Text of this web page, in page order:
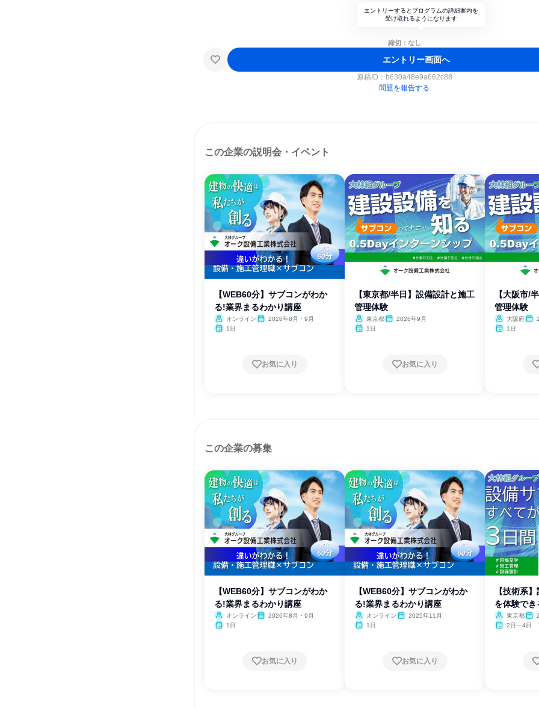
エントリーするとプログラムの詳細案内を
受け取れるようになります
締切：なし
エントリー画面へ
原稿ID： b630a48e9a662c88
問題を報告する
この企業の説明会・イベント
【WEB60分】サブコンがわか
る!業界まるわかり講座
オンライン
2026年8月・9月
1日
お気に入り
【東京都/半日】設備設計と施工
管理体験
東京都
2026年9月
1日
お気に入り
【大阪市/
管理体験
大阪府
1日
この企業の募集
【WEB60分】サブコンがわか
る!業界まるわかり講座
オンライン
2026年8月・9月
1日
お気に入り
【WEB60分】サブコンがわか
る!業界まるわかり講座
オンライン
2025年11月
1日
お気に入り
【技術系
を体験でき
東京都
2日～4日